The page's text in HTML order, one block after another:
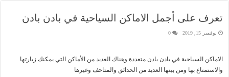
تعرف على أجمل الاماكن السياحية في بادن بادن
نوفمبر 15, 2019 0
الاماكن السياحية في بادن بادن متعددة وهناك العديد من الأماكن التي يمكنك زيارتها
والاستمتاع بها ومن بينها العديد من الحدائق والمتاحف وغيرها